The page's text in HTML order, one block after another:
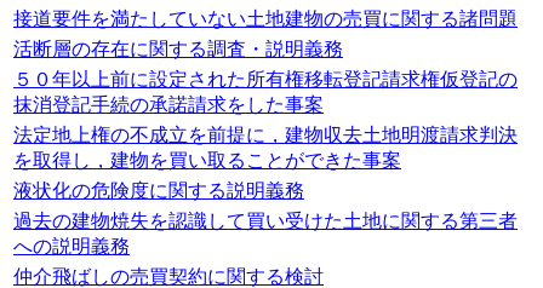
接道要件を満たしていない土地建物の売買に関する諸問題
活断層の存在に関する調査・説明義務
５０年以上前に設定された所有権移転登記請求権仮登記の
抹消登記手続の承諾請求をした事案
法定地上権の不成立を前提に，建物収去土地明渡請求判決
を取得し，建物を買い取ることができた事案
液状化の危険度に関する説明義務
過去の建物焼失を認識して買い受けた土地に関する第三者
への説明義務
仲介飛ばしの売買契約に関する検討